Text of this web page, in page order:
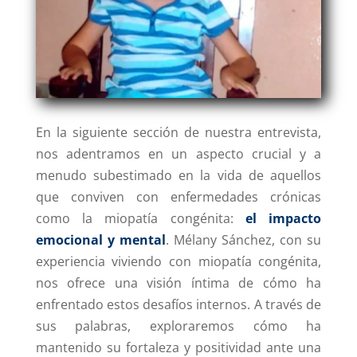
En la siguiente sección de nuestra entrevista,
nos adentramos en un aspecto crucial y a
menudo subestimado en la vida de aquellos
que conviven con enfermedades crónicas
como la miopatía congénita: el impacto
emocional y mental. Mélany Sánchez, con su
experiencia viviendo con miopatía congénita,
nos ofrece una visión íntima de cómo ha
enfrentado estos desafíos internos. A través de
sus palabras, exploraremos cómo ha
mantenido su fortaleza y positividad ante una